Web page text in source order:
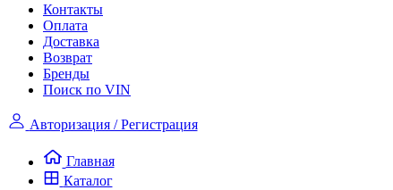
Контакты
Оплата
Доставка
Возврат
Бренды
Поиск по VIN
Авторизация / Регистрация
Главная
Каталог